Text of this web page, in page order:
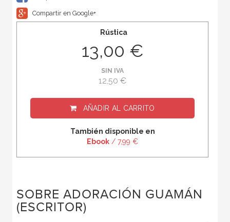
Compartir en Google+
Rústica
13,00 €
SIN IVA
12,50 €
AÑADIR AL CARRITO
También disponible en
Ebook / 7,99 €
SOBRE ADORACIÓN GUAMÁN
(ESCRITOR)